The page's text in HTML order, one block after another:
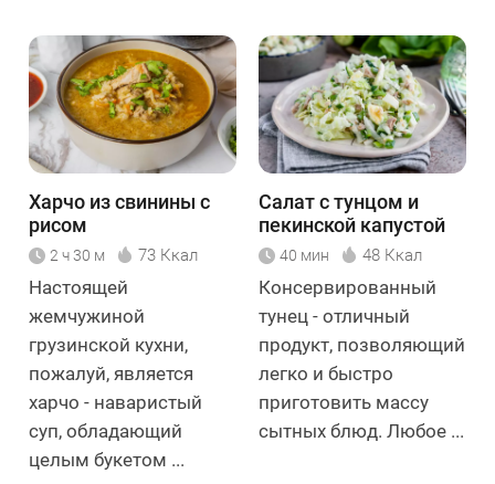
Харчо из свинины с
рисом
2 ч 30 м 73 Ккал
Настоящей
жемчужиной
грузинской кухни,
пожалуй, является
харчо - наваристый
суп, обладающий
целым букетом ...
Салат с тунцом и
пекинской капустой
40 мин 48 Ккал
Консервированный
тунец - отличный
продукт, позволяющий
легко и быстро
приготовить массу
сытных блюд. Любое ...